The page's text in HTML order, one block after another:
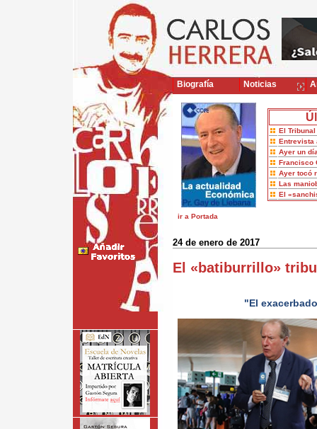
El
Entrevista
Ayer un
Francisco
Ayer tocó
Las
El
ir a Portada
24 de enero de 2017
El «batiburrillo»
"El
Biografía Noticias